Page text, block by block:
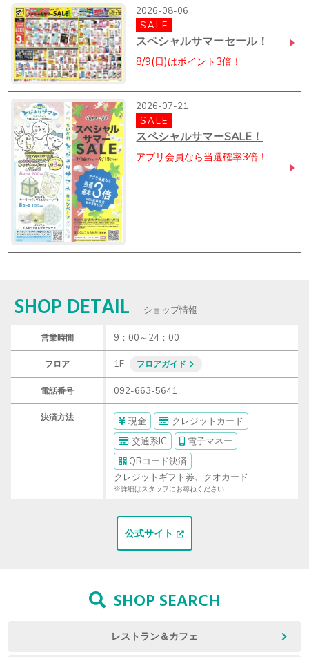
2026-08-06
SALE
スペシャルサマーセール！
8/9(日)はポイント3倍！
2026-07-21
SALE
スペシャルサマーSALE！
アプリ会員なら当選確率3倍！
SHOP DETAIL ショップ情報
営業時間 9：00～24：00
フロア 1F フロアガイド
電話番号 092-663-5641
決済方法 現金
クレジットカード
交通系IC
電子マネー
QRコード決済
クレジットギフト券、クオカード
※詳細はスタッフにお尋ねください
公式サイト
SHOP SEARCH
レストラン＆カフェ